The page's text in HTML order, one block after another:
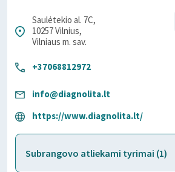
Saulėtekio al. 7C,
10257 Vilnius,
Vilniaus m. sav.
+37068812972
info@diagnolita.lt
https://www.diagnolita.lt/
Subrangovo atliekami tyrimai (1)